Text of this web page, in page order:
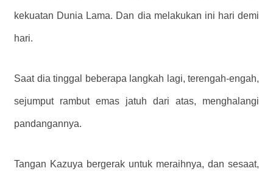
kekuatan Dunia Lama. Dan dia melakukan ini hari demi
hari.
Saat dia tinggal beberapa langkah lagi, terengah-engah,
sejumput rambut emas jatuh dari atas, menghalangi
pandangannya.
Tangan Kazuya bergerak untuk meraihnya, dan sesaat,